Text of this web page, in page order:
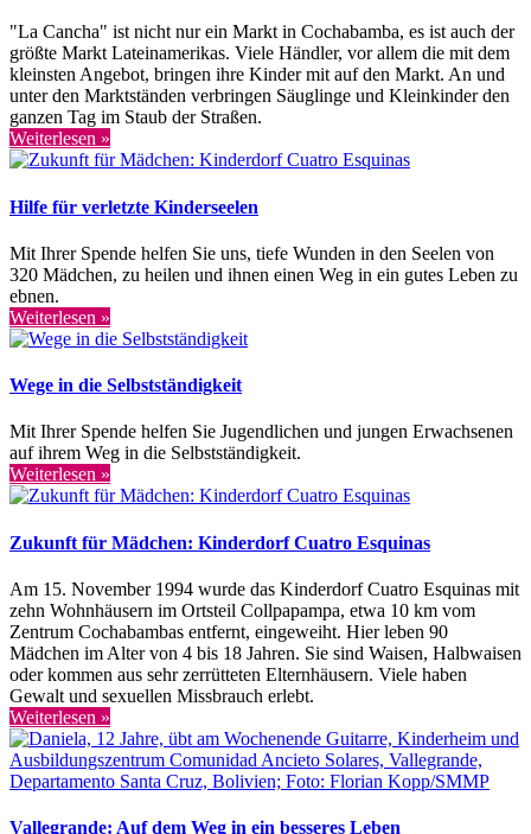
"La Cancha" ist nicht nur ein Markt in Cochabamba, es ist auch der
größte Markt Lateinamerikas. Viele Händler, vor allem die mit dem
kleinsten Angebot, bringen ihre Kinder mit auf den Markt. An und
unter den Marktständen verbringen Säuglinge und Kleinkinder den
ganzen Tag im Staub der Straßen.
Weiterlesen »
Hilfe für verletzte Kinderseelen
Mit Ihrer Spende helfen Sie uns, tiefe Wunden in den Seelen von
320 Mädchen, zu heilen und ihnen einen Weg in ein gutes Leben zu
ebnen.
Weiterlesen »
Wege in die Selbstständigkeit
Mit Ihrer Spende helfen Sie Jugendlichen und jungen Erwachsenen
auf ihrem Weg in die Selbstständigkeit.
Weiterlesen »
Zukunft für Mädchen: Kinderdorf Cuatro Esquinas
Am 15. November 1994 wurde das Kinderdorf Cuatro Esquinas mit
zehn Wohnhäusern im Ortsteil Collpapampa, etwa 10 km vom
Zentrum Cochabambas entfernt, eingeweiht. Hier leben 90
Mädchen im Alter von 4 bis 18 Jahren. Sie sind Waisen, Halbwaisen
oder kommen aus sehr zerrütteten Elternhäusern. Viele haben
Gewalt und sexuellen Missbrauch erlebt.
Weiterlesen »
Vallegrande: Auf dem Weg in ein besseres Leben